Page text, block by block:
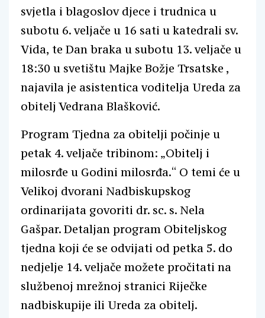
svjetla i blagoslov djece i trudnica u
subotu 6. veljače u 16 sati u katedrali sv.
Vida, te Dan braka u subotu 13. veljače u
18:30 u svetištu Majke Božje Trsatske ,
najavila je asistentica voditelja Ureda za
obitelj Vedrana Blašković.
Program Tjedna za obitelji počinje u
petak 4. veljače tribinom: „Obitelj i
milosrđe u Godini milosrđa.“ O temi će u
Velikoj dvorani Nadbiskupskog
ordinarijata govoriti dr. sc. s. Nela
Gašpar. Detaljan program Obiteljskog
tjedna koji će se odvijati od petka 5. do
nedjelje 14. veljače možete pročitati na
službenoj mrežnoj stranici Riječke
nadbiskupije ili Ureda za obitelj.